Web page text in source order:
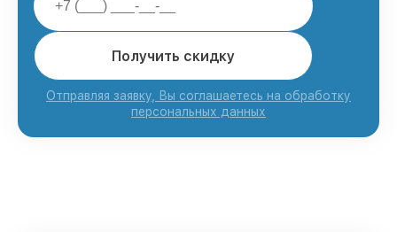
Получить скидку
Отправляя заявку, Вы соглашаетесь на обработку
персональных данных